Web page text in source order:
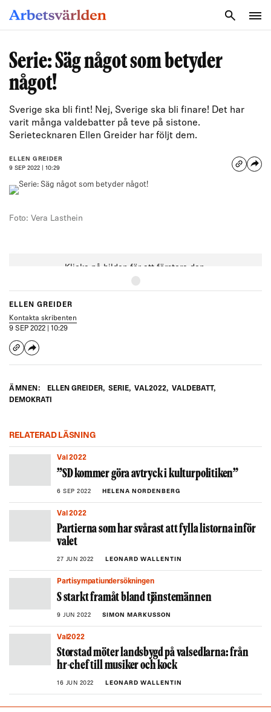
Serie: Säg något som betyder
något!
Sverige ska bli fint! Nej, Sverige ska bli finare! Det har
varit många valdebatter på teve på sistone.
Serietecknaren Ellen Greider har följt dem.
ELLEN GREIDER
9 SEP 2022 | 10:29
Foto: Vera Lasthein
Klicka på bilden för att förstora den.
ELLEN GREIDER
Kontakta skribenten
9 SEP 2022 | 10:29
ÄMNEN: ELLEN GREIDER, SERIE, VAL2022, VALDEBATT,
DEMOKRATI
RELATERAD LÄSNING
Val 2022
”SD kommer göra avtryck i kulturpolitiken”
6 SEP 2022 HELENA NORDENBERG
Val 2022
Partierna som har svårast att fylla listorna inför
valet
27 JUN 2022 LEONARD WALLENTIN
Partisympatiundersökningen
S starkt framåt bland tjänstemännen
9 JUN 2022 SIMON MARKUSSON
Val2022
Storstad möter landsbygd på valsedlarna: från
hr-chef till musiker och kock
16 JUN 2022 LEONARD WALLENTIN